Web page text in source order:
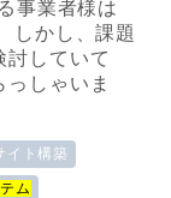
事業者様は
しかし、課題
討していて
しゃいま
イト構築
ム